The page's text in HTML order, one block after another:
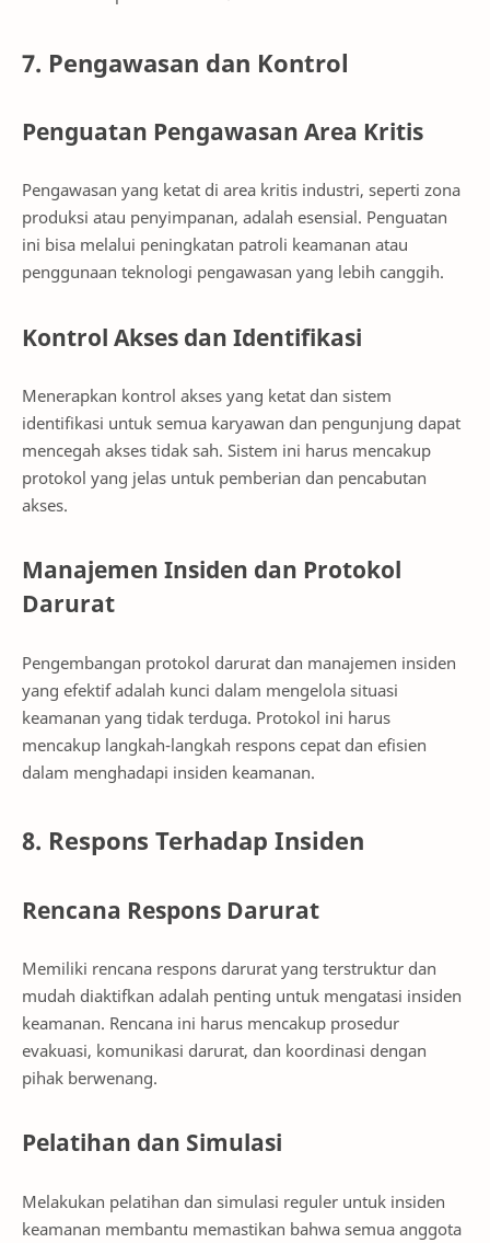
7. Pengawasan dan Kontrol
Penguatan Pengawasan Area Kritis
Pengawasan yang ketat di area kritis industri, seperti zona
produksi atau penyimpanan, adalah esensial. Penguatan
ini bisa melalui peningkatan patroli keamanan atau
penggunaan teknologi pengawasan yang lebih canggih.
Kontrol Akses dan Identifikasi
Menerapkan kontrol akses yang ketat dan sistem
identifikasi untuk semua karyawan dan pengunjung dapat
mencegah akses tidak sah. Sistem ini harus mencakup
protokol yang jelas untuk pemberian dan pencabutan
akses.
Manajemen Insiden dan Protokol
Darurat
Pengembangan protokol darurat dan manajemen insiden
yang efektif adalah kunci dalam mengelola situasi
keamanan yang tidak terduga. Protokol ini harus
mencakup langkah-langkah respons cepat dan efisien
dalam menghadapi insiden keamanan.
8. Respons Terhadap Insiden
Rencana Respons Darurat
Memiliki rencana respons darurat yang terstruktur dan
mudah diaktifkan adalah penting untuk mengatasi insiden
keamanan. Rencana ini harus mencakup prosedur
evakuasi, komunikasi darurat, dan koordinasi dengan
pihak berwenang.
Pelatihan dan Simulasi
Melakukan pelatihan dan simulasi reguler untuk insiden
keamanan membantu memastikan bahwa semua anggota